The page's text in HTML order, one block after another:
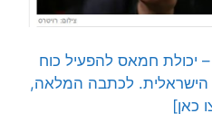
[בתמונה: כותרת ערוץ 7 – יכולת חמאס להפעיל כוח
הישראלית. לכתבה המלאה,
כאן]